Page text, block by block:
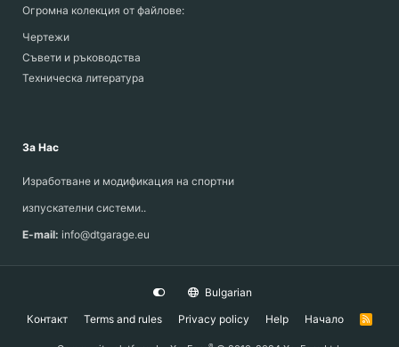
Огромна колекция от файлове:
Чертежи
Съвети и ръководства
Техническа литература
За Нас
Изработване и модификация на спортни
изпускателни системи..
E-mail: info@dtgarage.eu
Bulgarian
Контакт
Terms and rules Privacy policy Help Начало
R